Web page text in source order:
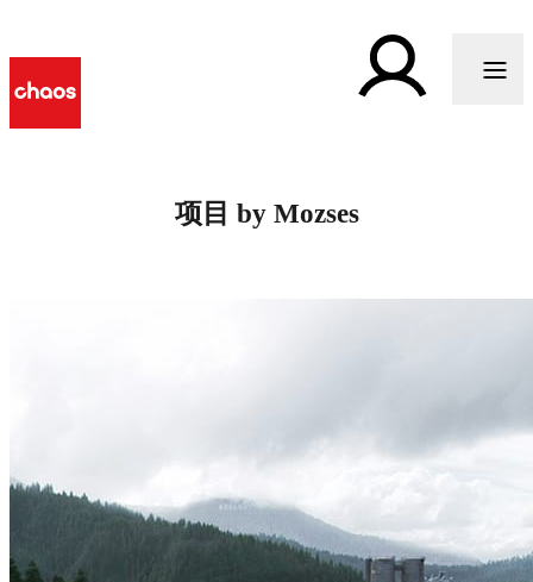
项目 by Mozses